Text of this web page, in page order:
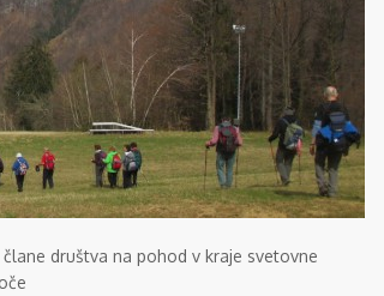
člane društva na pohod v kraje svetovne